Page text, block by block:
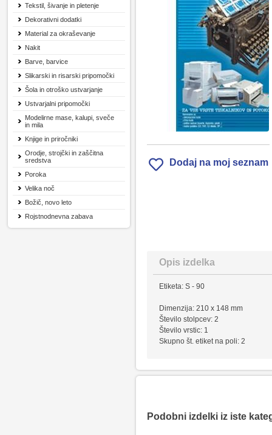
Tekstil, šivanje in pletenje
Dekorativni dodatki
Material za okraševanje
Nakit
Barve, barvice
Slikarski in risarski pripomočki
Šola in otroško ustvarjanje
Ustvarjalni pripomočki
Modelirne mase, kalupi, sveče
in mila
Knjige in priročniki
Orodje, strojčki in zaščitna
sredstva
Poroka
Velika noč
Božič, novo leto
Rojstnodnevna zabava
Dodaj na moj seznam
Opis izdelka
Etiketa: S - 90
Dimenzija: 210 x 148 mm
Število stolpcev: 2
Število vrstic: 1
Skupno št. etiket na poli: 2
Podobni izdelki iz iste